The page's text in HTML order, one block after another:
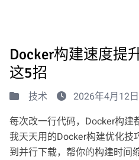
Docker构建速度提
这5招
技术
2026年4月12日
每次改一行代码，Docker构
我天天用的Docker构建优化技
到并行下载，帮你的构建时间